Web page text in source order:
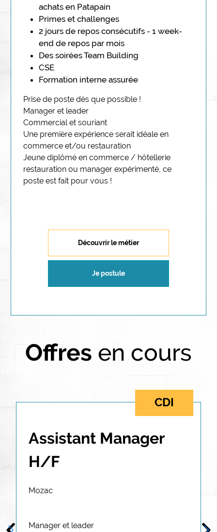
achats en Patapain
Primes et challenges
2 jours de repos consécutifs - 1 week-
end de repos par mois
Des soirées Team Building
CSE
Formation interne assurée
Prise de poste dès que possible !
Profil description
Manager et leader
Commercial et souriant
Une première expérience serait idéale en
commerce et/ou restauration
Jeune diplômé en commerce / hôtellerie
restauration ou manager expérimenté, ce
poste est fait pour vous !
Découvrir le métier
Je postule
Offres en cours
CDI
Assistant Manager
H/F
Mozac
Profil description
Manager et leader